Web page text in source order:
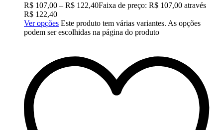
R$ 107,00 – R$ 122,40Faixa de preço: R$ 107,00 através
R$ 122,40
Ver opções Este produto tem várias variantes. As opções
podem ser escolhidas na página do produto